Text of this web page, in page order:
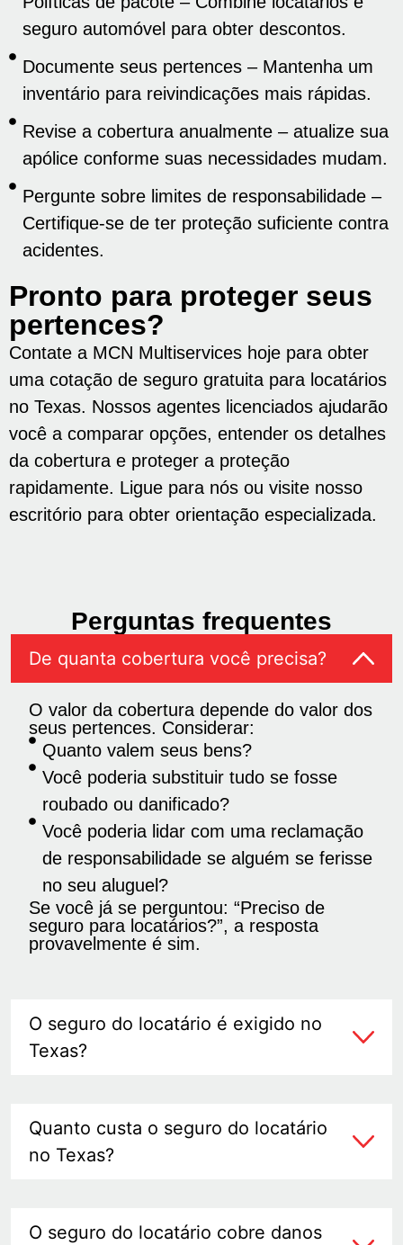
seguro automóvel para obter descontos.
Documente seus pertences – Mantenha um
inventário para reivindicações mais rápidas.
Revise a cobertura anualmente – atualize sua
apólice conforme suas necessidades mudam.
Pergunte sobre limites de responsabilidade –
Certifique-se de ter proteção suficiente contra
acidentes.
Pronto para proteger seus
pertences?
Contate a MCN Multiservices hoje para obter
uma cotação de seguro gratuita para locatários
no Texas. Nossos agentes licenciados ajudarão
você a comparar opções, entender os detalhes
da cobertura e proteger a proteção
rapidamente. Ligue para nós ou visite nosso
escritório para obter orientação especializada.
Perguntas frequentes
De quanta cobertura você precisa?
O valor da cobertura depende do valor dos
seus pertences. Considerar:
Quanto valem seus bens?
Você poderia substituir tudo se fosse
roubado ou danificado?
Você poderia lidar com uma reclamação
de responsabilidade se alguém se ferisse
no seu aluguel?
Se você já se perguntou: “Preciso de
seguro para locatários?”, a resposta
provavelmente é sim.
O seguro do locatário é exigido no
Texas?
Quanto custa o seguro do locatário
no Texas?
O seguro do locatário cobre danos